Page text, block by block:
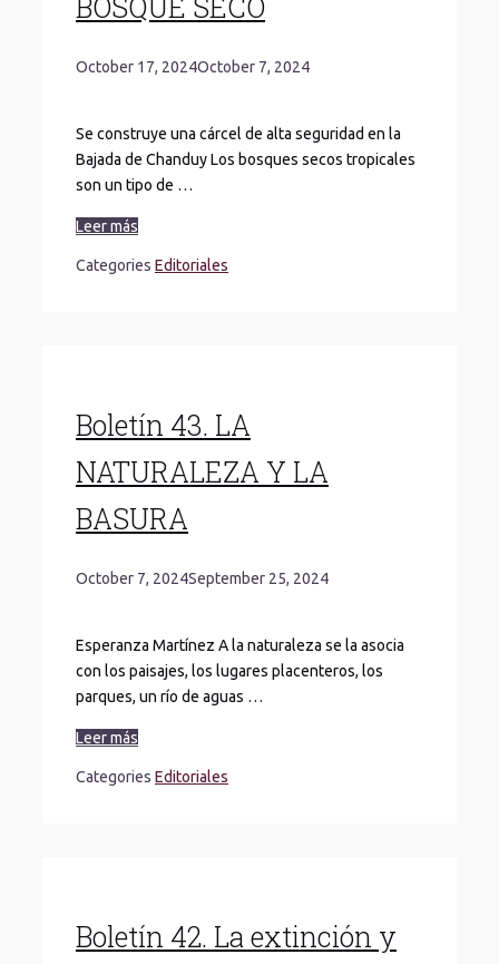
October 17, 2024October 7, 2024
Se construye una cárcel de alta seguridad en la
Bajada de Chanduy Los bosques secos tropicales
son un tipo de …
Leer más
Categories Editoriales
Boletín 43. LA
NATURALEZA Y LA
BASURA
October 7, 2024September 25, 2024
Esperanza Martínez A la naturaleza se la asocia
con los paisajes, los lugares placenteros, los
parques, un río de aguas …
Leer más
Categories Editoriales
Boletín 42. La extinción y